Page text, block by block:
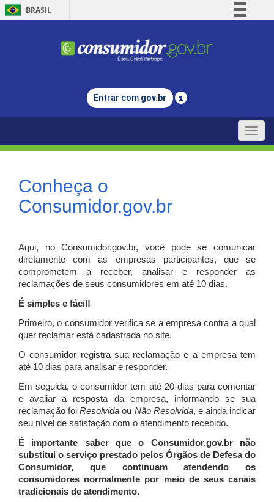
BRASIL
Comunica BR
Legislação
Entrar com gov.br
Toggle
Conheça o
Consumidor.gov.br
Aqui, no Consumidor.gov.br, você pode se comunicar
diretamente com as empresas participantes, que se
comprometem a receber, analisar e responder as
reclamações de seus consumidores em até 10 dias.
É simples e fácil!
Primeiro, o consumidor verifica se a empresa contra a qual
quer reclamar está cadastrada no site.
O consumidor registra sua reclamação e a empresa tem
até 10 dias para analisar e responder.
Em seguida, o consumidor tem até 20 dias para comentar
e avaliar a resposta da empresa, informando se sua
reclamação foiResolvida ou Não Resolvida, e ainda indicar
seu nível de satisfação com o atendimento recebido.
É importante saber que o Consumidor.gov.br não
substitui o serviço prestado pelos Órgãos de Defesa do
Consumidor, que continuam atendendo os
consumidores normalmente por meio de seus canais
tradicionais de atendimento.